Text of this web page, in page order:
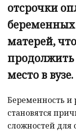
отсрочки
матерей,
продолжить
место в вузе.
Беременность и
становятся
сложностей для